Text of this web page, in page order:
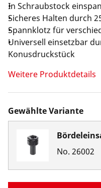
In Schraubstock
Sicheres Halten durch
Spannklotz für
Universell einsetzbar
Konusdruckstück
Weitere Produktdetails
Gewählte Variante
No. 26002